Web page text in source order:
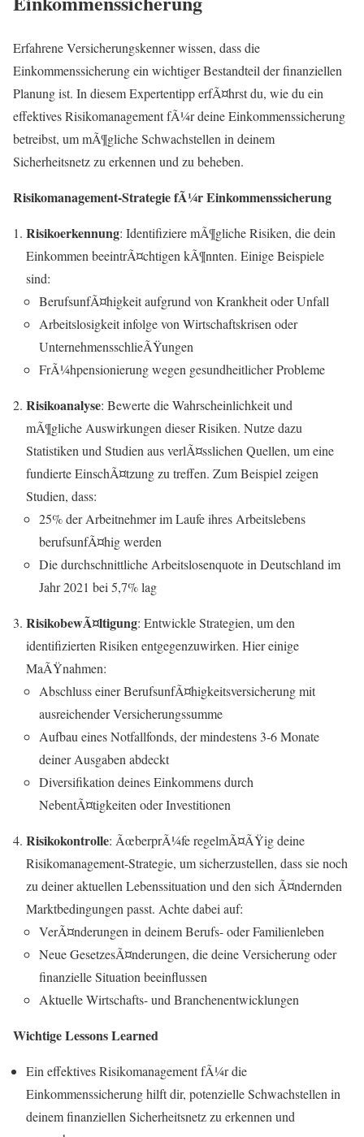
Erfahrene Versicherungskenner wissen, dass die
Einkommenssicherung ein wichtiger Bestandteil der finanziellen
Planung ist. In diesem Expertentipp erfÃ¤hrst du, wie du ein
effektives Risikomanagement fÃ¼r deine Einkommenssicherung
betreibst, um mÃ¶gliche Schwachstellen in deinem
Sicherheitsnetz zu erkennen und zu beheben.
Risikomanagement-Strategie fÃ¼r Einkommenssicherung
Risikoerkennung: Identifiziere mÃ¶gliche Risiken, die dein
Einkommen beeintrÃ¤chtigen kÃ¶nnten. Einige Beispiele
sind:
BerufsunfÃ¤higkeit aufgrund von Krankheit oder Unfall
Arbeitslosigkeit infolge von Wirtschaftskrisen oder
UnternehmensschlieÃŸungen
FrÃ¼hpensionierung wegen gesundheitlicher Probleme
Risikoanalyse: Bewerte die Wahrscheinlichkeit und
mÃ¶gliche Auswirkungen dieser Risiken. Nutze dazu
Statistiken und Studien aus verlÃ¤sslichen Quellen, um eine
fundierte EinschÃ¤tzung zu treffen. Zum Beispiel zeigen
Studien, dass:
25% der Arbeitnehmer im Laufe ihres Arbeitslebens
berufsunfÃ¤hig werden
Die durchschnittliche Arbeitslosenquote in Deutschland im
Jahr 2021 bei 5,7% lag
RisikobewÃ¤ltigung: Entwickle Strategien, um den
identifizierten Risiken entgegenzuwirken. Hier einige
MaÃŸnahmen:
Abschluss einer BerufsunfÃ¤higkeitsversicherung mit
ausreichender Versicherungssumme
Aufbau eines Notfallfonds, der mindestens 3-6 Monate
deiner Ausgaben abdeckt
Diversifikation deines Einkommens durch
NebentÃ¤tigkeiten oder Investitionen
Risikokontrolle: ÃœberprÃ¼fe regelmÃ¤ÃŸig deine
Risikomanagement-Strategie, um sicherzustellen, dass sie noch
zu deiner aktuellen Lebenssituation und den sich Ã¤ndernden
Marktbedingungen passt. Achte dabei auf:
VerÃ¤nderungen in deinem Berufs- oder Familienleben
Neue GesetzesÃ¤nderungen, die deine Versicherung oder
finanzielle Situation beeinflussen
Aktuelle Wirtschafts- und Branchenentwicklungen
Wichtige Lessons Learned
Ein effektives Risikomanagement fÃ¼r die
Einkommenssicherung hilft dir, potenzielle Schwachstellen in
deinem finanziellen Sicherheitsnetz zu erkennen und